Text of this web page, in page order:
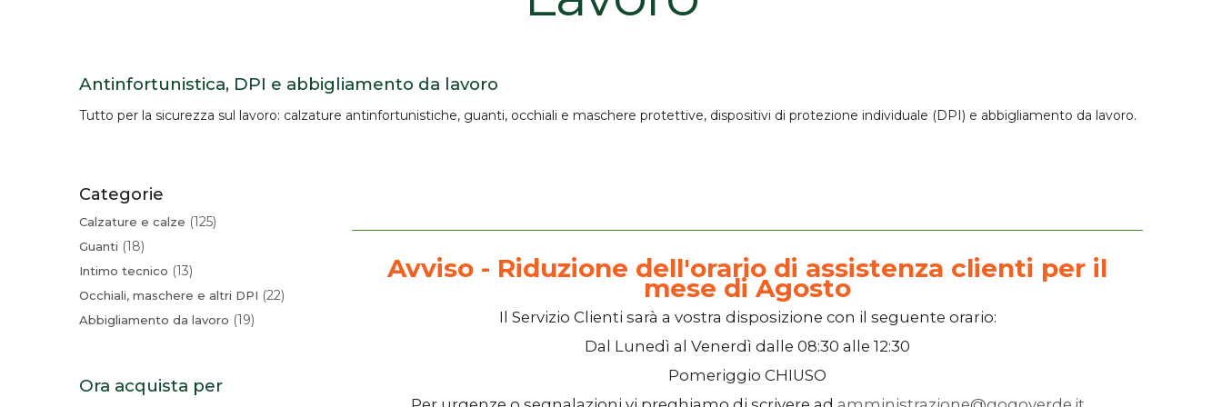
Antinfortunistica, DPI e abbigliamento da lavoro
Tutto per la sicurezza sul lavoro: calzature antinfortunistiche, guanti, occhiali e maschere protettive, dispositivi di protezione individuale (DPI) e abbigliamento da lavoro.
Categorie
Calzature e calze 125
Guanti 18
Intimo tecnico 13
Occhiali, maschere e altri DPI 22
Abbigliamento da lavoro 19
Ora acquista per
Avviso - Riduzione dell'orario di assistenza clienti per il
mese di Agosto
Il Servizio Clienti sarà a vostra disposizione con il seguente orario:
Dal Lunedì al Venerdì dalle 08:30 alle 12:30
Pomeriggio CHIUSO